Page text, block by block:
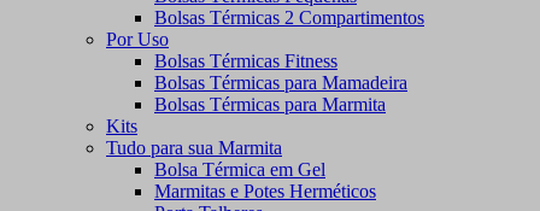
Bolsas Térmicas 2 Compartimentos
Por Uso
Bolsas Térmicas Fitness
Bolsas Térmicas para Mamadeira
Bolsas Térmicas para Marmita
Kits
Tudo para sua Marmita
Bolsa Térmica em Gel
Marmitas e Potes Herméticos